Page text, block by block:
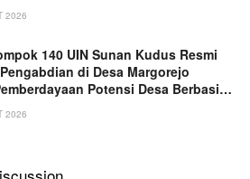
2026
140 UIN Sunan Kudus Resmi
di Desa Margorejo
Potensi Desa Berbasis
2026